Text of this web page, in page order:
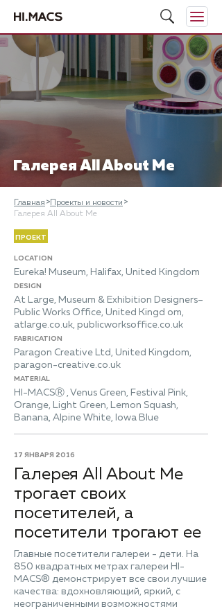
Галерея All About Me
Главная
Проекты и новости
Галерея All About Me
ПРОЕКТ
LOCATION
Eureka! Museum, Halifax, United Kingdom
DESIGN
At Large, Museum & Exhibition Designers–
Public Works Office, United Kingd om,
atlarge.co.uk, publicworksoffice.co.uk
FABRICATION
Paragon Creative Ltd, United Kingdom,
paragon-creative.co.uk
MATERIAL
HI-MACSⓇ , Venus Green, Festival Pink,
Orange, Light Green, Lemon Squash,
Banana, Alpine White, Iowa Blue
17 ЯНВАРЯ 2016
Галерея All About Me
трогает своих
посетителей, а
посетители трогают ее
Главные посетители галереи - дети. На
850 квадратных метрах галереи HI-
MACS® демонстрирует все свои лучшие
качества: вдохновляющий, яркий, с
неограниченными возможностями